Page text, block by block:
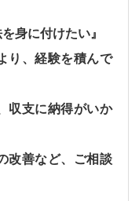
身に付けたい』
り、経験を積んで
収支に納得がいか
改善など、ご相談